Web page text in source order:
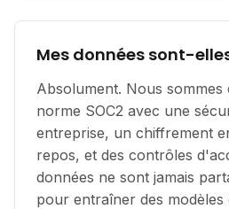
Mes données sont-
Absolument. Nous
norme SOC2 avec une
entreprise, un chiffrement
repos, et des contrôles
données ne sont jamais
pour entraîner des modèles